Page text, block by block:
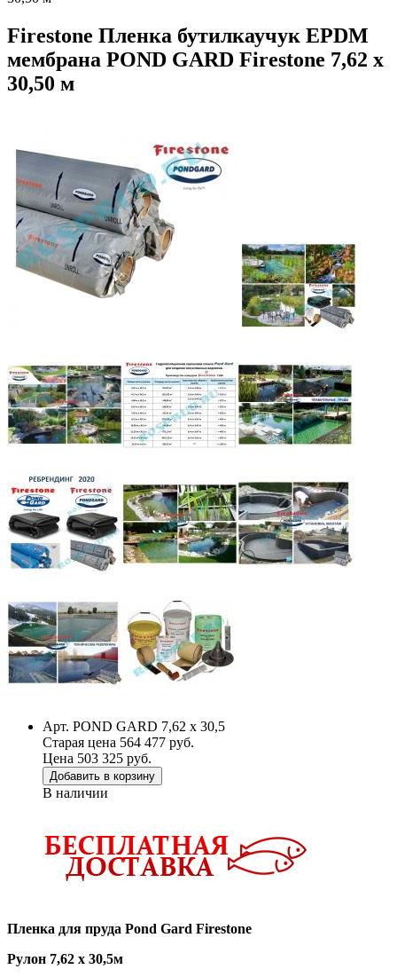
Firestone Пленка бутилкаучук EPDM
мембрана POND GARD Firestone 7,62 х
30,50 м
Арт. POND GARD 7,62 х 30,5
Старая цена 564 477 руб.
Цена 503 325 руб.
Добавить в корзину
В наличии
Пленка для пруда Pond Gard Firestone
Рулон 7,62 х 30,5м